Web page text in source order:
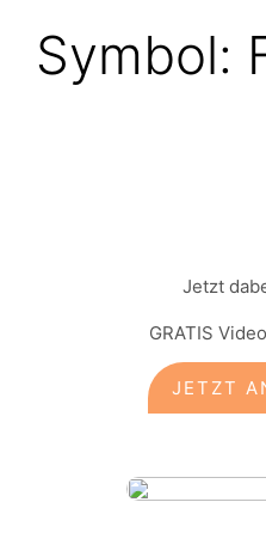
Symbol:
Jetzt
GRATIS
JETZT